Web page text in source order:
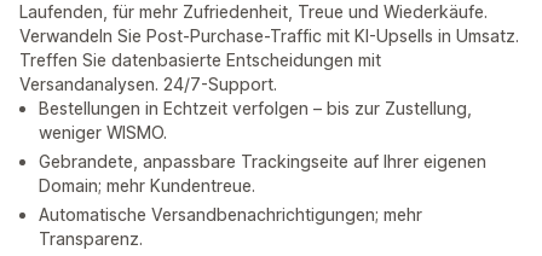
Laufenden, für mehr Zufriedenheit, Treue und Wiederkäufe.
Verwandeln Sie Post-Purchase-Traffic mit KI-Upsells in Umsatz.
Treffen Sie datenbasierte Entscheidungen mit
Versandanalysen. 24/7-Support.
Bestellungen in Echtzeit verfolgen – bis zur Zustellung,
weniger WISMO.
Gebrandete, anpassbare Trackingseite auf Ihrer eigenen
Domain; mehr Kundentreue.
Automatische Versandbenachrichtigungen; mehr
Transparenz.